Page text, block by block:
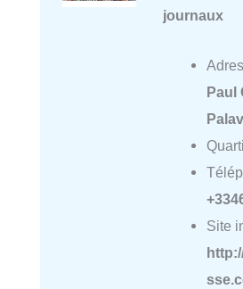
journaux
Paul
Site